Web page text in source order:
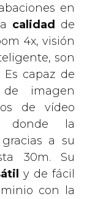
en
calidad
de
4x, visión
son
capaz de
imagen
de vídeo
donde la
a su
30m. Su
y de fácil
con la